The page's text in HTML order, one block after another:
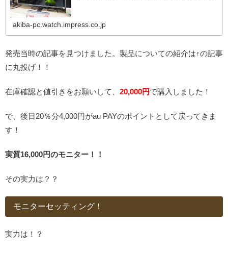
akiba-pc.watch.impress.co.jp
発売当時の記事を見つけました。製品についての紹介は↑の記事
に丸投げ！！
在庫確認と値引きをお願いして、 20,000円で購入しました！
で、後日20％分4,000円がau PAYのポイントとして戻ってきま
す！
実質16,000円のモニター！！
その実力は？？
モニターセッティング！
実力は！？